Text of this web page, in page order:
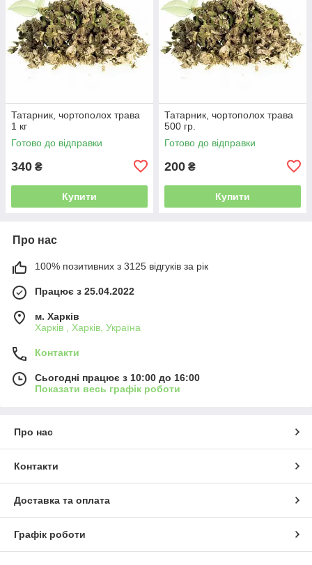
Татарник, чортополох трава
1 кг
Готово до відправки
340 ₴
Купити
Татарник, чортополох трава
500 гр.
Готово до відправки
200 ₴
Купити
Про нас
100% позитивних з 3125 відгуків за рік
Працює з 25.04.2022
м. Харків
Харків , Харків, Україна
Контакти
Сьогодні працює з 10:00 до 16:00
Показати весь графік роботи
Про нас
Контакти
Доставка та оплата
Графік роботи